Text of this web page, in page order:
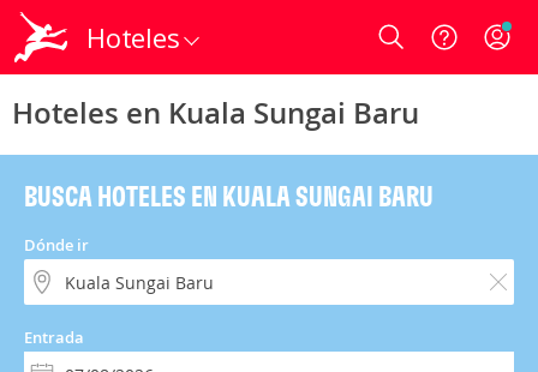
Hoteles Login
Hoteles en Kuala Sungai Baru
BUSCA HOTELES EN KUALA SUNGAI BARU
Dónde ir
Entrada